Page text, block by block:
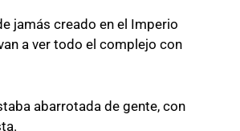
jamás creado en el Imperio
a ver todo el complejo con
abarrotada de gente, con